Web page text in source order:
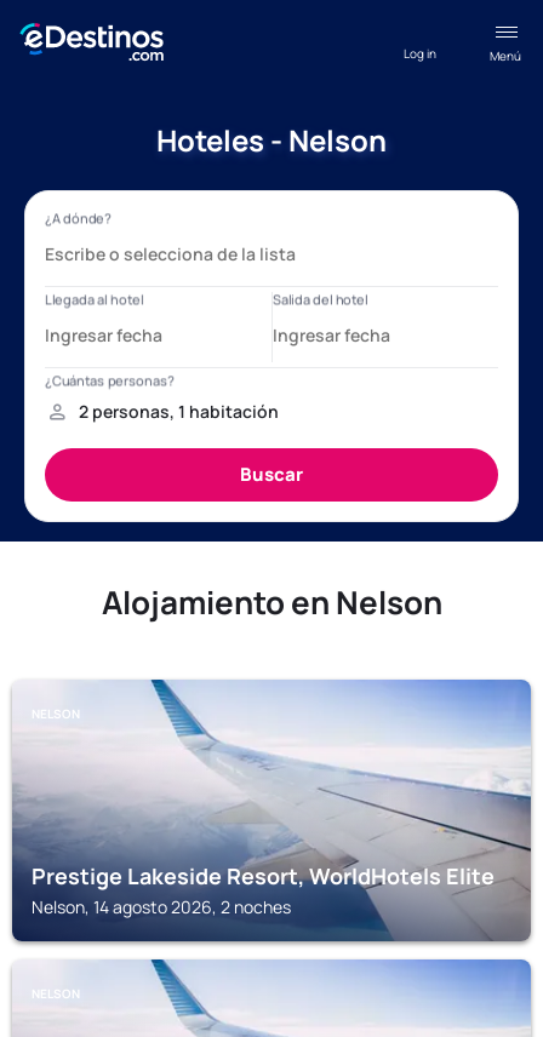
Menú
Log in
Hoteles - Nelson
Alojamiento en Nelson
NELSON
Prestige Lakeside Resort, WorldHotels Elite
Nelson, 14 agosto 2026, 2 noches
NELSON